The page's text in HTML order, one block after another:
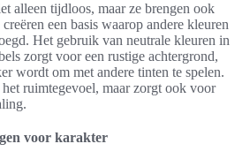
alleen tijdloos, maar ze brengen ook
een basis waarop andere kleuren
Het gebruik van neutrale kleuren in
zorgt voor een rustige achtergrond,
wordt om met andere tinten te spelen.
ruimtegevoel, maar zorgt ook voor
voor karakter